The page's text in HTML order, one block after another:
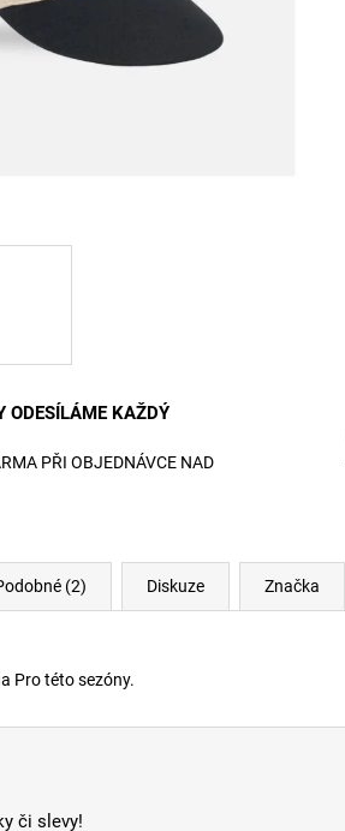
ODESÍLÁME KAŽDÝ
PŘI OBJEDNÁVCE NAD
(2) Diskuze Značka
Pro této sezóny.
či slevy!